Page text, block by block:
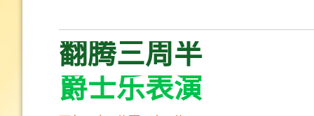
翻腾三周半
爵士乐表演